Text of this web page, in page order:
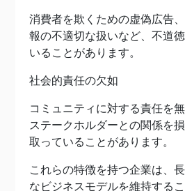
消費者を欺くための虚偽広告
報の不適切な扱いなど、不道
いることがあります。
社会的責任の欠如
コミュニティに対する責任を
ステークホルダーとの関係を
取っていることがあります。
これらの特徴を持つ企業は、
なビジネスモデルを維持する